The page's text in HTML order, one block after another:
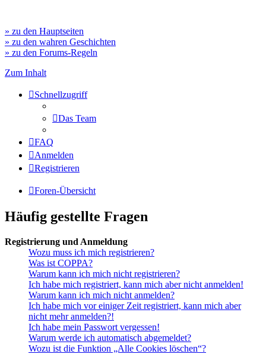
» zu den Hauptseiten
» zu den wahren Geschichten
» zu den Forums-Regeln
Zum Inhalt
Schnellzugriff
Das Team
FAQ
Anmelden
Registrieren
Foren-Übersicht
Häufig gestellte Fragen
Registrierung und Anmeldung
Wozu muss ich mich registrieren?
Was ist COPPA?
Warum kann ich mich nicht registrieren?
Ich habe mich registriert, kann mich aber nicht anmelden!
Warum kann ich mich nicht anmelden?
Ich habe mich vor einiger Zeit registriert, kann mich aber
nicht mehr anmelden?!
Ich habe mein Passwort vergessen!
Warum werde ich automatisch abgemeldet?
Wozu ist die Funktion „Alle Cookies löschen“?